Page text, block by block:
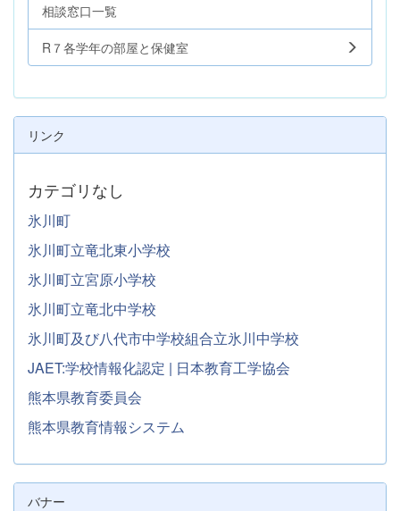
相談窓口一覧
R７各学年の部屋と保健室
リンク
カテゴリなし
氷川町
氷川町立竜北東小学校
氷川町立宮原小学校
氷川町立竜北中学校
氷川町及び八代市中学校組合立氷川中学校
JAET:学校情報化認定 | 日本教育工学協会
熊本県教育委員会
熊本県教育情報システム
バナー